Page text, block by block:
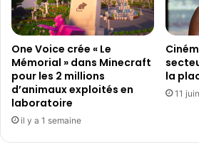
y
s
C
r
e
a
t
i
One Voice crée « Le
Mémorial » dans Minecraft
pour les 2 millions
d’animaux exploités en
laboratoire
il y a 1 semaine
la
11